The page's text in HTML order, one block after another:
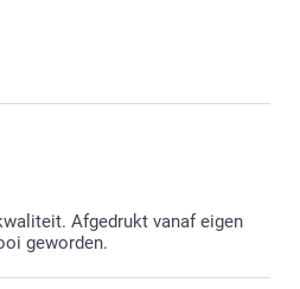
Afgedrukt vanaf eigen
geworden.